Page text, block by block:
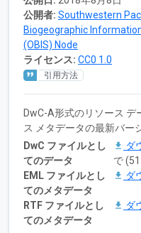
公開者: Southwestern
Biogeographic
(OBIS) Node
ライセンス: CC0 1.0
引用方法
DwC-A形式のリソース デ
ス メタデータの最新バー
DwC ファイルとし
てのデータ
ダ
で
EML ファイルとし
てのメタデータ
ダ
RTF ファイルとし
てのメタデータ
ダ